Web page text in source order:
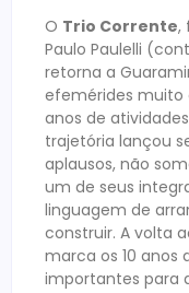
O Trio Corrente,
Paulo Paulelli
retorna a
efemérides muito
anos de
trajetória lançou
aplausos, não
um de seus
linguagem de
construir. A volta
marca os 10
importantes para